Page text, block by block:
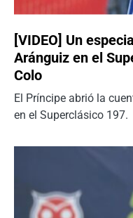
[VIDEO] Un
Aránguiz en el
Colo
El Príncipe abrió la
en el Superclásico 197.